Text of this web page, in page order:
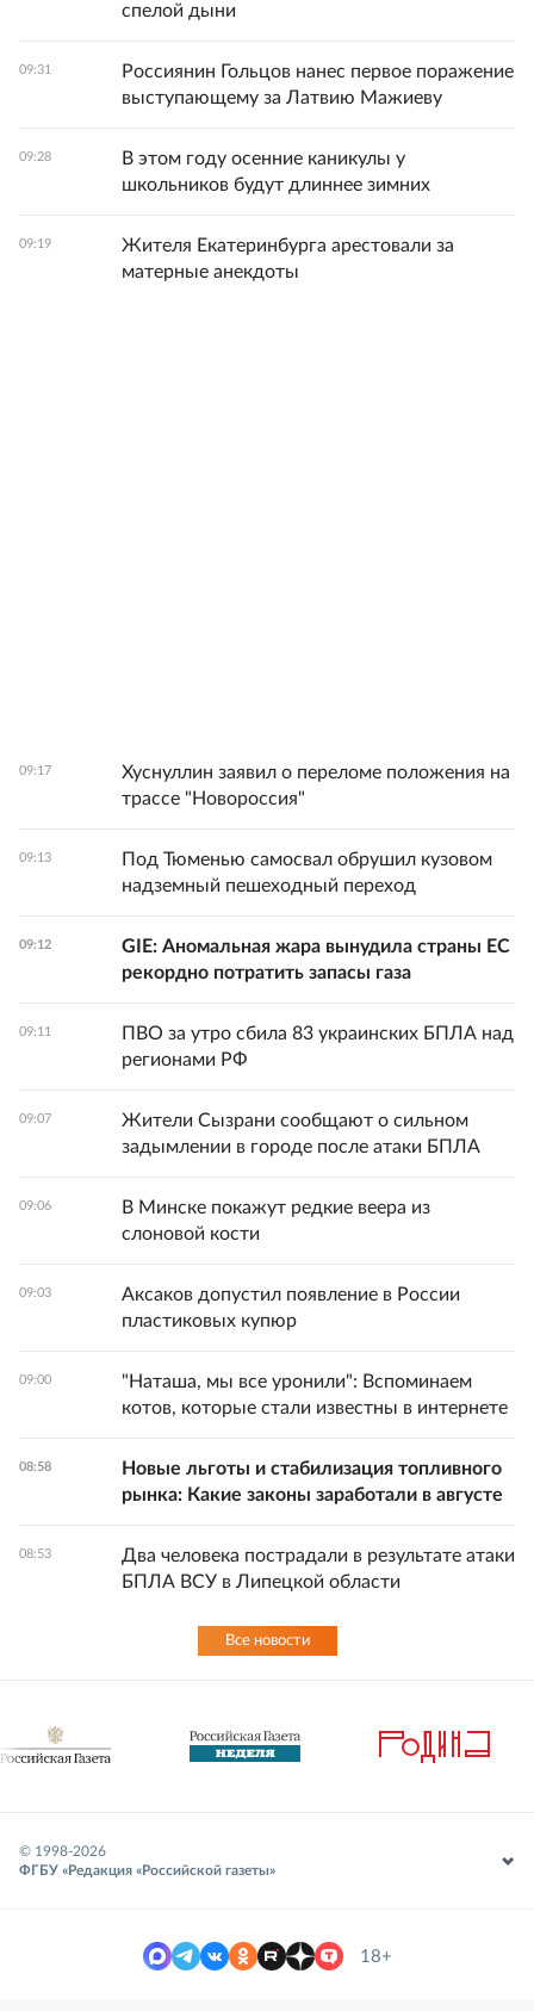
спелой дыни
09:31
Россиянин Гольцов нанес первое поражение
выступающему за Латвию Мажиеву
09:28
В этом году осенние каникулы у
школьников будут длиннее зимних
09:19
Жителя Екатеринбурга арестовали за
матерные анекдоты
09:17
Хуснуллин заявил о переломе положения на
трассе "Новороссия"
09:13
Под Тюменью самосвал обрушил кузовом
надземный пешеходный переход
09:12
GIE: Аномальная жара вынудила страны ЕС
рекордно потратить запасы газа
09:11
ПВО за утро сбила 83 украинских БПЛА над
регионами РФ
09:07
Жители Сызрани сообщают о сильном
задымлении в городе после атаки БПЛА
09:06
В Минске покажут редкие веера из
слоновой кости
09:03
Аксаков допустил появление в России
пластиковых купюр
09:00
"Наташа, мы все уронили": Вспоминаем
котов, которые стали известны в интернете
08:58
Новые льготы и стабилизация топливного
рынка: Какие законы заработали в августе
08:53
Два человека пострадали в результате атаки
БПЛА ВСУ в Липецкой области
Все новости
© 1998-2026
ФГБУ «Редакция «Российской газеты»
18+